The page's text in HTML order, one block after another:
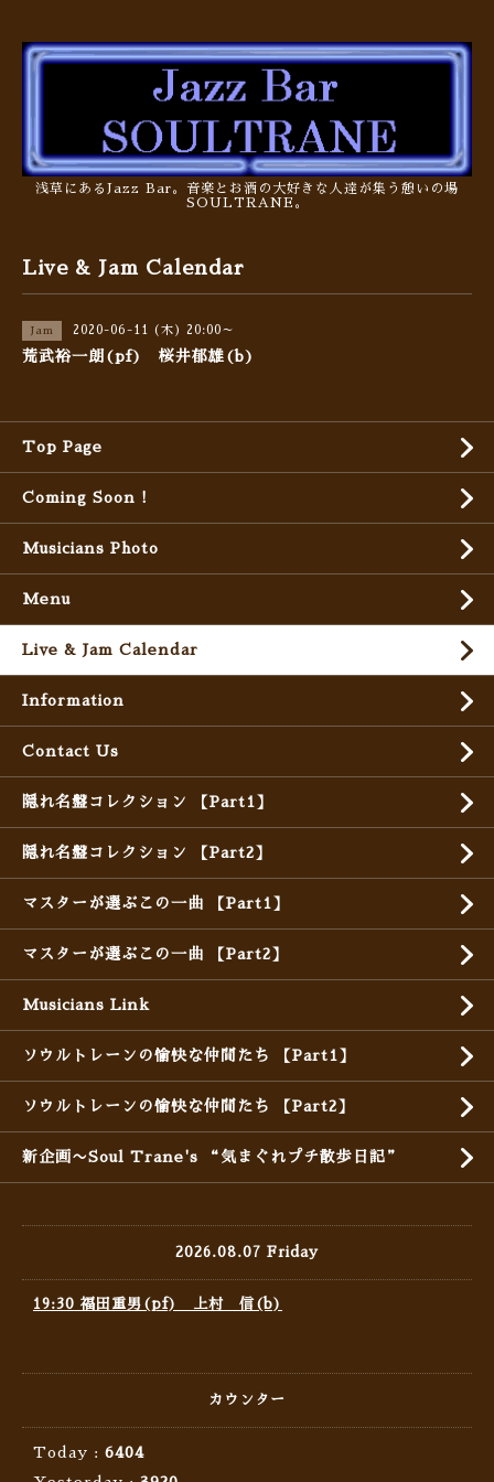
浅草にあるJazz Bar。音楽とお酒の大好きな人達が集う憩いの場
SOULTRANE。
Live & Jam Calendar
Jam 2020-06-11 (木) 20:00～
荒武裕一朗(pf) 桜井郁雄(b)
Top Page
Coming Soon !
Musicians Photo
Menu
Live & Jam Calendar
Information
Contact Us
隠れ名盤コレクション 【Part1】
隠れ名盤コレクション 【Part2】
マスターが選ぶこの一曲 【Part1】
マスターが選ぶこの一曲 【Part2】
Musicians Link
ソウルトレーンの愉快な仲間たち 【Part1】
ソウルトレーンの愉快な仲間たち 【Part2】
新企画〜Soul Trane's “気まぐれプチ散歩日記”
2026.08.07 Friday
19:30 福田重男(pf) 上村 信(b)
カウンター
Today : 6404